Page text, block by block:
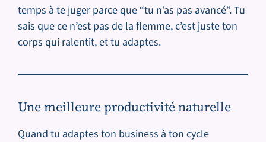
temps à te juger parce que “tu n’as pas avancé”. Tu
sais que ce n’est pas de la flemme, c’est juste ton
corps qui ralentit, et tu adaptes.
Une meilleure productivité naturelle
Quand tu adaptes ton business à ton cycle